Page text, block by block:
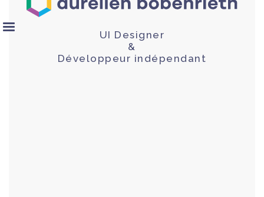
UI Designer
&
Développeur indépendant